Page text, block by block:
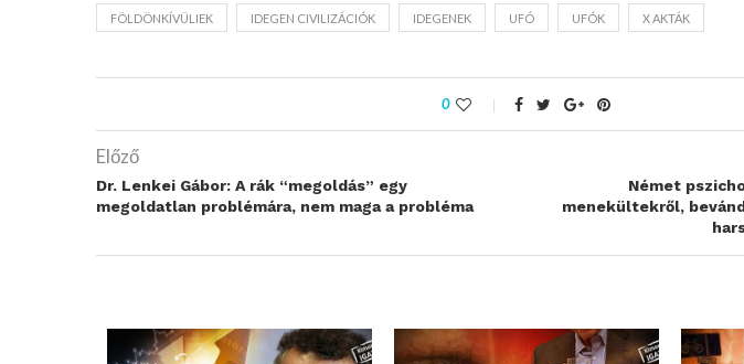
FÖLDÖNKÍVÜLIEK IDEGEN CIVILIZÁCIÓK IDEGENEK UFÓ UFÓK X AKTÁK
0
Előző
Dr. Lenkei Gábor: A rák “megoldás” egy
megoldatlan problémára, nem maga a probléma
Német
menekültekről,